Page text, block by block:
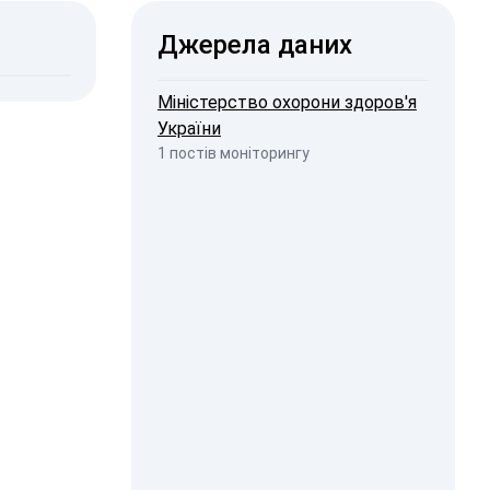
Джерела даних
Міністерство охорони здоров'я
України
1 постів моніторингу